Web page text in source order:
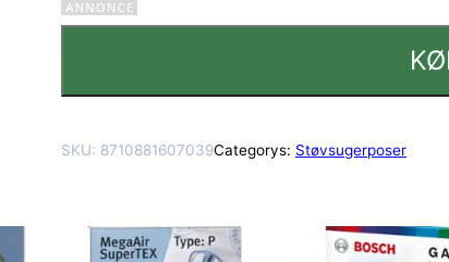
SKU: 8710881607039Categorys: Støvsugerposer